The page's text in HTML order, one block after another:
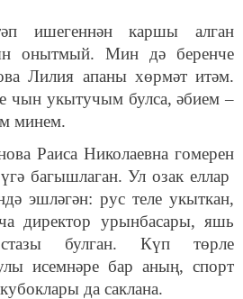
ишегеннән каршы алган
онытмый. Мин дә беренче
Лилия апаны хөрмәт итәм.
чын укытучым булса, әбием –
минем.
Раиса Николаевна гомерен
багышлаган. Ул озак еллар
эшләгән: рус теле укыткан,
директор урынбасары, яшь
булган. Күп төрле
исемнәре бар аның, спорт
да саклана.